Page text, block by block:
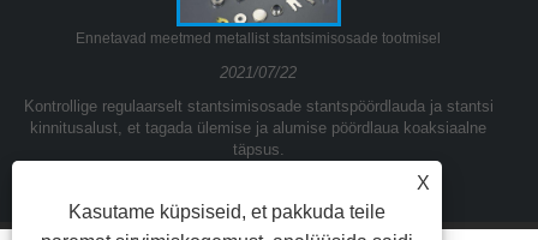
Ennetavad meetmed metallist stantsimisosade tootmisel
2021/07/22
Kontrollige regulaarselt stantsimisosade stantspöördlauda ja stantsi
kinnitusalust, et tagada ülemise ja alumise pöördlaua koaksiaalne
täpsus.
X
Kasutame küpsiseid, et pakkuda teile